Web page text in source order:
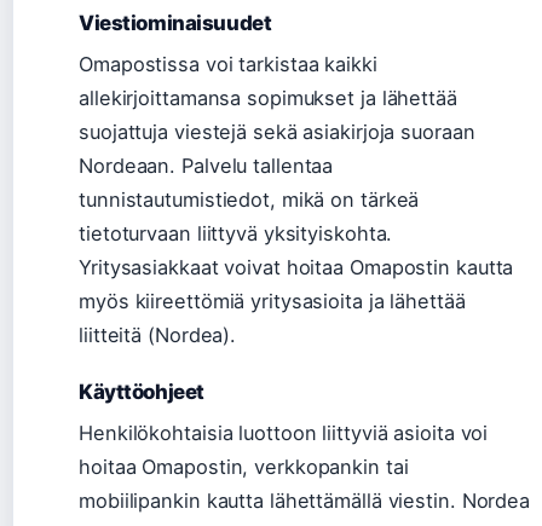
Viestiominaisuudet
Omapostissa voi tarkistaa kaikki
allekirjoittamansa sopimukset ja lähettää
suojattuja viestejä sekä asiakirjoja suoraan
Nordeaan. Palvelu tallentaa
tunnistautumistiedot, mikä on tärkeä
tietoturvaan liittyvä yksityiskohta.
Yritysasiakkaat voivat hoitaa Omapostin kautta
myös kiireettömiä yritysasioita ja lähettää
liitteitä (Nordea).
Käyttöohjeet
Henkilökohtaisia luottoon liittyviä asioita voi
hoitaa Omapostin, verkkopankin tai
mobiilipankin kautta lähettämällä viestin. Nordea